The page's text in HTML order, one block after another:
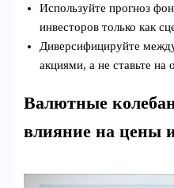
Используйте прогноз
инвесторов только как
Диверсифицируйте
акциями, а не ставьте на
Валютные
влияние на цены